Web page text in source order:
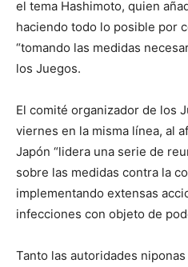
el tema Hashimoto, quien
haciendo todo lo posible por
“tomando las medidas
los Juegos.
El comité organizador de los
viernes en la misma línea, al
Japón “lidera una serie de
sobre las medidas contra la
implementando extensas
infecciones con objeto de
Tanto las autoridades